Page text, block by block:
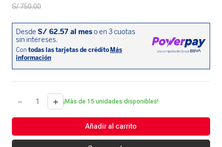
S/750.00
＋
－ ¡Más de 15 unidades disponibles!
Añadir al carrito